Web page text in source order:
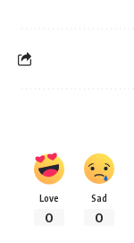
Love
0
Sad
0